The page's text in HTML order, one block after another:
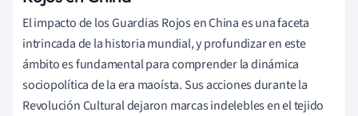
El impacto de los Guardias Rojos en China es una faceta
intrincada de la historia mundial, y profundizar en este
ámbito es fundamental para comprender la dinámica
sociopolítica de la era maoísta. Sus acciones durante la
Revolución Cultural dejaron marcas indelebles en el tejido